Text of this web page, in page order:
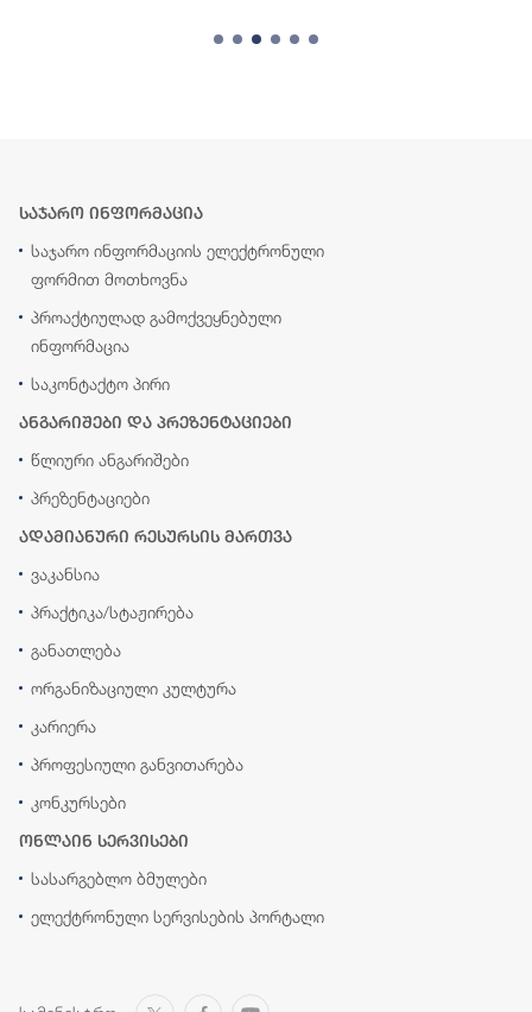
საჯარო ინფორმაცია
საჯარო ინფორმაციის ელექტრონული
ფორმით მოთხოვნა
პროაქტიულად გამოქვეყნებული
ინფორმაცია
საკონტაქტო პირი
ანგარიშები და პრეზენტაციები
წლიური ანგარიშები
პრეზენტაციები
ადამიანური რესურსის მართვა
ვაკანსია
პრაქტიკა/სტაჟირება
განათლება
ორგანიზაციული კულტურა
კარიერა
პროფესიული განვითარება
კონკურსები
ონლაინ სერვისები
სასარგებლო ბმულები
ელექტრონული სერვისების პორტალი